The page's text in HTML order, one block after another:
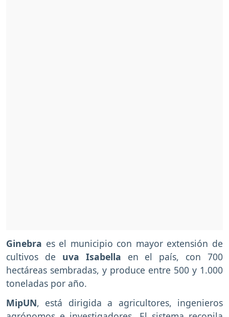
Ginebra es el municipio con mayor extensión de
cultivos de uva Isabella en el país, con 700
hectáreas sembradas, y produce entre 500 y 1.000
toneladas por año.
MipUN, está dirigida a agricultores, ingenieros